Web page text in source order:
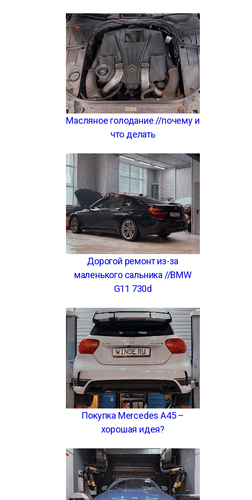
Масляное голодание //почему и
что делать
Дорогой ремонт из-за
маленького сальника //BMW
G11 730d
Покупка Mercedes A45 –
хорошая идея?